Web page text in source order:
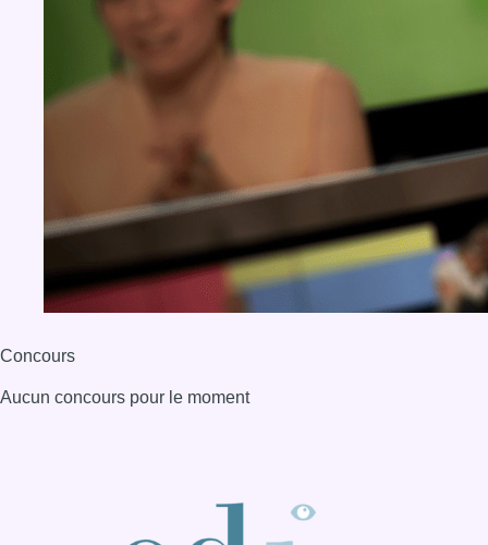
Concours
Aucun concours pour le moment